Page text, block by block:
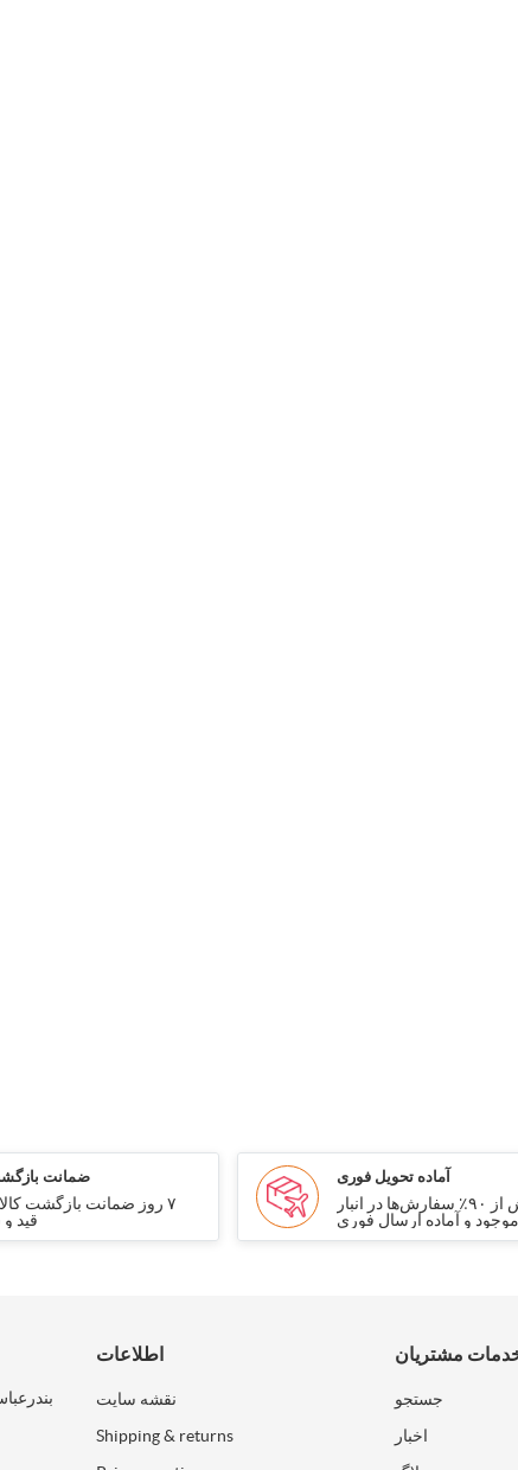
ضمانت
۷ روز ضمانت بازگشت
قید
آماده تحویل فوری
بیش از ۹۰٪ سفارش‌ها در انبار
موجود و آماده ارسال فوری
اطلاعات
نقشه سایت
Shipping & returns
مشتریان
جستجو
اخبار